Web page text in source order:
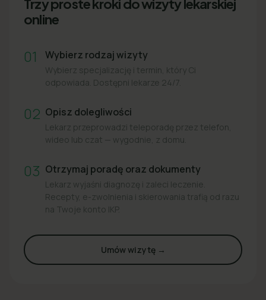
Trzy proste kroki do wizyty lekarskiej
online
01 Wybierz rodzaj wizyty
Wybierz specjalizację i termin, który Ci
odpowiada. Dostępni lekarze 24/7.
02 Opisz dolegliwości
Lekarz przeprowadzi teleporadę przez telefon,
wideo lub czat — wygodnie, z domu.
03 Otrzymaj poradę oraz dokumenty
Lekarz wyjaśni diagnozę i zaleci leczenie.
Recepty, e-zwolnienia i skierowania trafią od razu
na Twoje konto IKP.
Umów wizytę →